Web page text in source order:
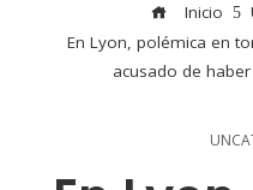
Inicio
En Lyon, polémica en
acusado de